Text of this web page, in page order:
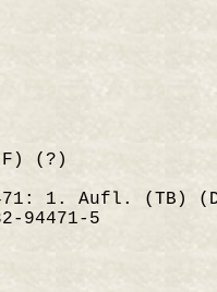
(?)
1. Aufl. (TB)
94471-5